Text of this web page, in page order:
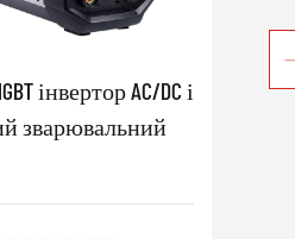
інвертор AC/DC і
зварювальний